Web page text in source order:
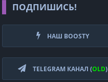
ПОДПИШИСЬ!
НАШ BOOSTY
TELEGRAM КАНАЛ (OLD)